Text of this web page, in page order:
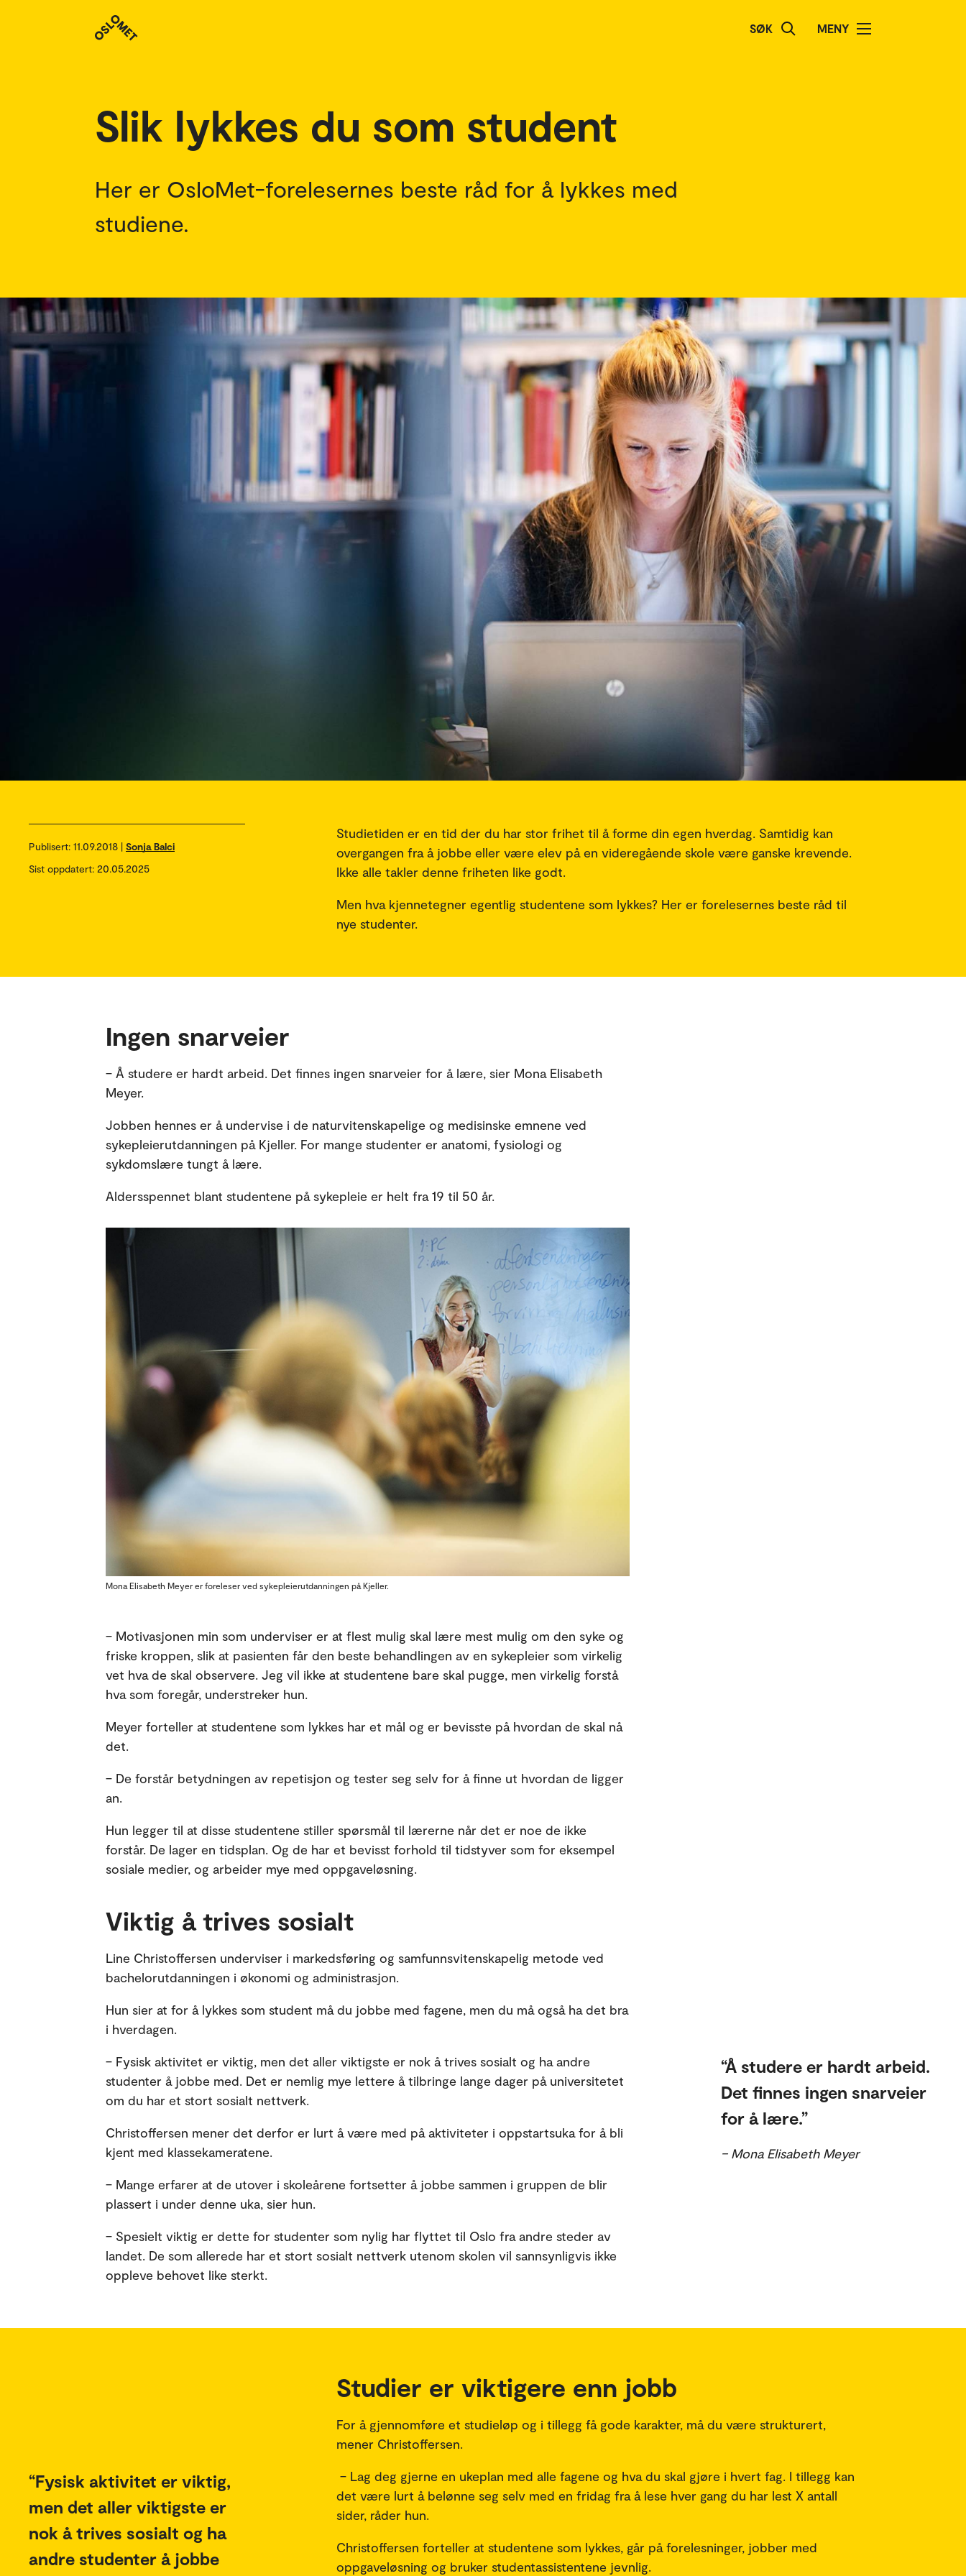
SØK MENY
Studenthistorier
Slik lykkes du som student
Her er OsloMet-forelesernes beste råd for å lykkes med
studiene.
Publisert: 11.09.2018 | Sonja Balci
Sist oppdatert: 20.05.2025
Studietiden er en tid der du har stor frihet til å forme din egen hverdag. Samtidig kan
overgangen fra å jobbe eller være elev på en videregående skole være ganske krevende.
Ikke alle takler denne friheten like godt.
Men hva kjennetegner egentlig studentene som lykkes? Her er forelesernes beste råd til
nye studenter.
Ingen snarveier
– Å studere er hardt arbeid. Det finnes ingen snarveier for å lære, sier Mona Elisabeth
Meyer.
Jobben hennes er å undervise i de naturvitenskapelige og medisinske emnene ved
sykepleierutdanningen på Kjeller. For mange studenter er anatomi, fysiologi og
sykdomslære tungt å lære.
Aldersspennet blant studentene på sykepleie er helt fra 19 til 50 år.
Mona Elisabeth Meyer er foreleser ved sykepleierutdanningen på Kjeller.
– Motivasjonen min som underviser er at flest mulig skal lære mest mulig om den syke og
friske kroppen, slik at pasienten får den beste behandlingen av en sykepleier som virkelig
vet hva de skal observere. Jeg vil ikke at studentene bare skal pugge, men virkelig forstå
hva som foregår, understreker hun.
Meyer forteller at studentene som lykkes har et mål og er bevisste på hvordan de skal nå
det.
– De forstår betydningen av repetisjon og tester seg selv for å finne ut hvordan de ligger
an.
Hun legger til at disse studentene stiller spørsmål til lærerne når det er noe de ikke
forstår. De lager en tidsplan. Og de har et bevisst forhold til tidstyver som for eksempel
sosiale medier, og arbeider mye med oppgaveløsning.
Viktig å trives sosialt
Line Christoffersen underviser i markedsføring og samfunnsvitenskapelig metode ved
bachelorutdanningen i økonomi og administrasjon.
Hun sier at for å lykkes som student må du jobbe med fagene, men du må også ha det bra
i hverdagen.
– Fysisk aktivitet er viktig, men det aller viktigste er nok å trives sosialt og ha andre
studenter å jobbe med. Det er nemlig mye lettere å tilbringe lange dager på universitetet
om du har et stort sosialt nettverk.
Å studere er hardt arbeid.
Det finnes ingen snarveier
for å lære.
– Mona Elisabeth Meyer
Christoffersen mener det derfor er lurt å være med på aktiviteter i oppstartsuka for å bli
kjent med klassekameratene.
– Mange erfarer at de utover i skoleårene fortsetter å jobbe sammen i gruppen de blir
plassert i under denne uka, sier hun.
– Spesielt viktig er dette for studenter som nylig har flyttet til Oslo fra andre steder av
landet. De som allerede har et stort sosialt nettverk utenom skolen vil sannsynligvis ikke
oppleve behovet like sterkt.
Studier er viktigere enn jobb
For å gjennomføre et studieløp og i tillegg få gode karakter, må du være strukturert,
mener Christoffersen.
Fysisk aktivitet er viktig,
men det aller viktigste er
nok å trives sosialt og ha
andre studenter å jobbe
– Lag deg gjerne en ukeplan med alle fagene og hva du skal gjøre i hvert fag. I tillegg kan
det være lurt å belønne seg selv med en fridag fra å lese hver gang du har lest X antall
sider, råder hun.
Christoffersen forteller at studentene som lykkes, går på forelesninger, jobber med
oppgaveløsning og bruker studentassistentene jevnlig.